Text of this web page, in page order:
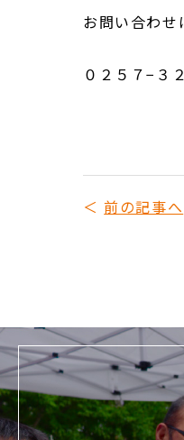
お問い合わ
０２５７−３
前の記事へ